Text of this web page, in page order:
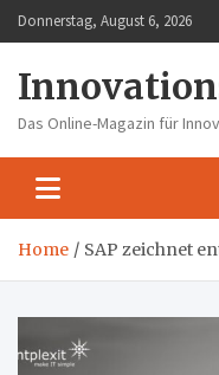
Skip
to
Donnerstag, August 6, 2026
Das Online-Magazin für
Home SAP zeichnet